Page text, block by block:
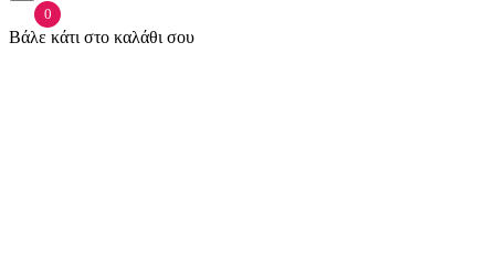
0
Βάλε κάτι στο καλάθι σου